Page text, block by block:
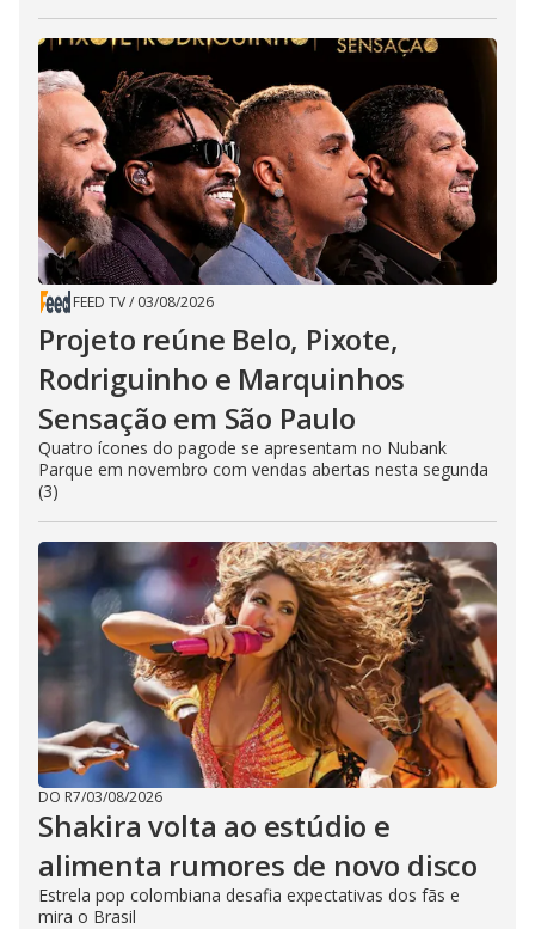
FEED TV/ 03/08/2026
Projeto reúne Belo, Pixote,
Rodriguinho e Marquinhos
Sensação em São Paulo
Quatro ícones do pagode se apresentam no Nubank
Parque em novembro com vendas abertas nesta segunda
(3)
DO R7/03/08/2026
Shakira volta ao estúdio e
alimenta rumores de novo disco
Estrela pop colombiana desafia expectativas dos fãs e
mira o Brasil